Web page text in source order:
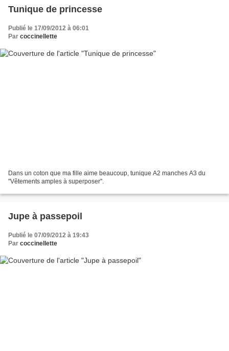
Tunique de princesse
Publié le 17/09/2012 à 06:01
Par coccinellette
Dans un coton que ma fille aime beaucoup, tunique A2 manches A3 du
"Vêtements amples à superposer".
Jupe à passepoil
Publié le 07/09/2012 à 19:43
Par coccinellette